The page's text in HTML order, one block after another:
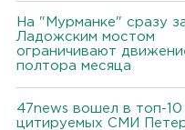
На "Мурманке" сразу
Ладожским мостом
ограничивают
полтора месяца
47news вошел в топ-
цитируемых СМИ